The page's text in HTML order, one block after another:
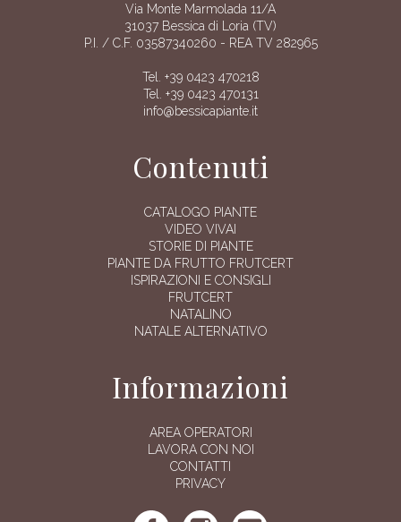
Via Monte Marmolada 11/A
31037 Bessica di Loria (TV)
P.I. / C.F. 03587340260 - REA TV 282965
Tel. +39 0423 470218
Tel. +39 0423 470131
info@bessicapiante.it
Contenuti
CATALOGO PIANTE
VIDEO VIVAI
STORIE DI PIANTE
PIANTE DA FRUTTO FRUTCERT
ISPIRAZIONI E CONSIGLI
FRUTCERT
NATALINO
NATALE ALTERNATIVO
Informazioni
AREA OPERATORI
LAVORA CON NOI
CONTATTI
PRIVACY